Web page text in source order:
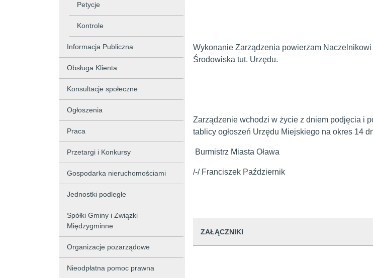
Petycje
Kontrole
Informacja Publiczna
Obsługa Klienta
Konsultacje społeczne
Ogłoszenia
Praca
Przetargi i Konkursy
Gospodarka nieruchomościami
Jednostki podległe
Spółki Gminy i Związki
Międzygminne
Organizacje pozarządowe
Nieodpłatna pomoc prawna
Wykonanie Zarządzenia powierzam
Środowiska tut. Urzędu.
Zarządzenie wchodzi w życie z dniem podjęcia i
tablicy ogłoszeń Urzędu Miejskiego na okres 14
Burmistrz Miasta Oława
/-/ Franciszek Październik
ZAŁĄCZNIKI